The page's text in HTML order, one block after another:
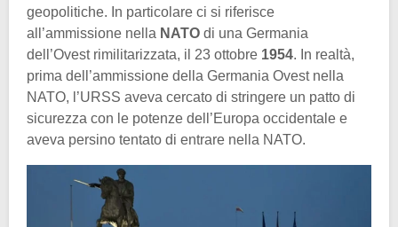
geopolitiche. In particolare ci si riferisce
all’ammissione nella NATO di una Germania
dell’Ovest rimilitarizzata, il 23 ottobre 1954. In realtà,
prima dell’ammissione della Germania Ovest nella
NATO, l’URSS aveva cercato di stringere un patto di
sicurezza con le potenze dell’Europa occidentale e
aveva persino tentato di entrare nella NATO.